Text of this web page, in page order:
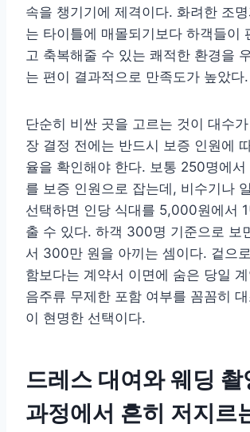
속을 챙기기에 제격이다. 화려한 조
는 타이틀에 매몰되기보다 하객들이
고 축복해줄 수 있는 쾌적한 환경을
는 편이 결과적으로 만족도가 높았다.
단순히 비싼 곳을 고르는 것이 대수
장 결정 전에는 반드시 보증 인원에
율을 확인해야 한다. 보통 250명에
를 보증 인원으로 잡는데, 비수기나
선택하면 인당 식대를 5,000원에서
출 수 있다. 하객 300명 기준으로 보
서 300만 원을 아끼는 셈이다. 겉으
함보다는 계약서 이면에 숨은 당일
음주류 무제한 포함 여부를 꼼꼼히
이 현명한 선택이다.
드레스 대여와 웨딩 촬
과정에서 흔히 저지르